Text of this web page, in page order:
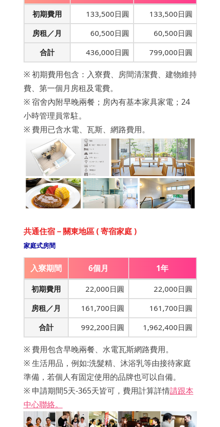
初期費用 133,500日圓
133,500日圓
房租／月
60,500日圓
60,500日圓
合計
436,000日圓 799,000日圓
※ 初期費用包含：入寮費、房間清潔費、建物維持
費、第一個月房租及電費。
※ 宿舍內附早晚兩餐；房內有基本家具家電；24
小時管理員常駐。
※ 費用已含水電、瓦斯、網路費用。
共通住宿－關東地區 ( 寄宿家庭 )
家庭式房間
入寮期間 6個月 1年
初期費用 22,000日圓
22,000日圓
房租／月
161,700日圓
161,700日圓
合計
992,200日圓 1,962,400日圓
※ 費用包含早晚兩餐、水電瓦斯網路費用。
※ 生活用品，例如:洗髮精、沐浴乳等由接待家庭
準備，若個人有固定使用的品牌也可以自備。
※ 申請期間5天-365天皆可，費用計算詳情請跟本
中心聯絡。